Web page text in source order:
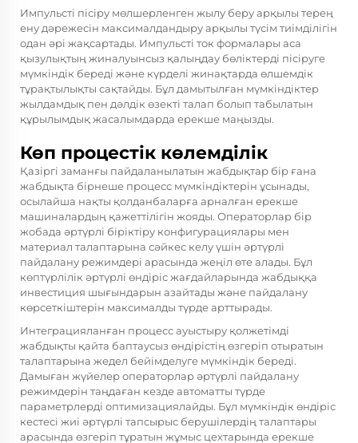
Импульсті пісіру мөлшерленген жылу беру арқылы терең
ену дәрежесін максималдандыру арқылы түсім тиімділігін
одан әрі жақсартады. Импульсті ток формалары аса
қызулықтың жиналуынсыз қалыңдау бөліктерді пісіруге
мүмкіндік береді және күрделі жинақтарда өлшемдік
тұрақтылықты сақтайды. Бұл дамытылған мүмкіндіктер
жылдамдық пен дәлдік өзекті талап болып табылатын
құрылымдық жасалымдарда ерекше маңызды.
Көп процестік көлемділік
Қазіргі заманғы пайдаланылатын жабдықтар бір ғана
жабдықта бірнеше процесс мүмкіндіктерін ұсынады,
осылайша нақты қолданбаларға арналған ерекше
машиналардың қажеттілігін жояды. Операторлар бір
жобада әртүрлі біріктіру конфигурациялары мен
материал талаптарына сәйкес келу үшін әртүрлі
пайдалану режимдері арасында жеңіл өте алады. Бұл
көптүрлілік әртүрлі өндіріс жағдайларында жабдыққа
инвестиция шығындарын азайтады және пайдалану
көрсеткіштерін максималды түрде арттырады.
Интеграцияланған процесс ауыстыру қолжетімді
жабдықты қайта баптаусыз өндірістің өзгеріп отыратын
талаптарына жедел бейімделуге мүмкіндік береді.
Дамыған жүйелер операторлар әртүрлі пайдалану
режимдерін таңдаған кезде автоматты түрде
параметрлерді оптимизациялайды. Бұл мүмкіндік өндіріс
кестесі жиі әртүрлі тапсырыс берушілердің талаптары
арасында өзгеріп тұратын жұмыс цехтарында ерекше